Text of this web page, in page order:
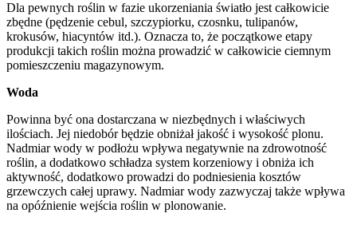
Dla pewnych roślin w fazie ukorzeniania światło jest całkowicie
zbędne (pędzenie cebul, szczypiorku, czosnku, tulipanów,
krokusów, hiacyntów itd.). Oznacza to, że początkowe etapy
produkcji takich roślin można prowadzić w całkowicie ciemnym
pomieszczeniu magazynowym.
Woda
Powinna być ona dostarczana w niezbędnych i właściwych
ilościach. Jej niedobór będzie obniżał jakość i wysokość plonu.
Nadmiar wody w podłożu wpływa negatywnie na zdrowotność
roślin, a dodatkowo schładza system korzeniowy i obniża ich
aktywność, dodatkowo prowadzi do podniesienia kosztów
grzewczych całej uprawy. Nadmiar wody zazwyczaj także wpływa
na opóźnienie wejścia roślin w plonowanie.